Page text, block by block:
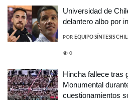
Universidad de
delantero albo por
POR EQUIPO SÍNTESIS
0
Hincha fallece tras
Monumental
cuestionamientos